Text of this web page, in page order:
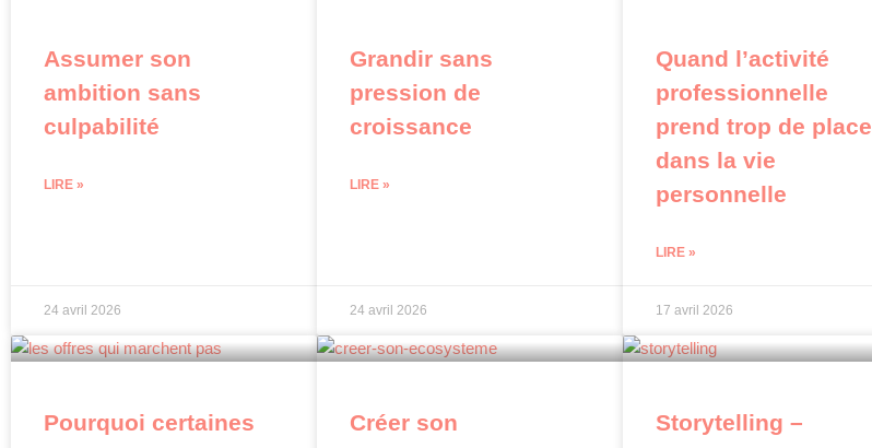
Assumer son
ambition sans
culpabilité
LIRE »
24 avril 2026
Grandir sans
pression de
croissance
LIRE »
24 avril 2026
Quand l’activité
professionnelle
prend trop de place
dans la vie
personnelle
LIRE »
17 avril 2026
Pourquoi certaines
Créer son
Storytelling –